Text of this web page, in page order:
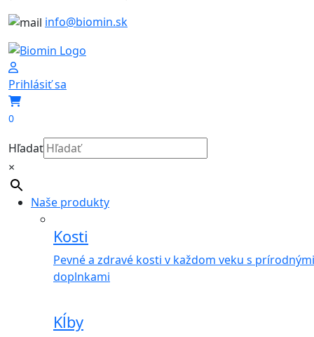
info@biomin.sk
Prihlásiť sa
0
Hľadať
×
Naše produkty
Kosti
Pevné a zdravé kosti v každom veku s prírodnými
doplnkami
Kĺby